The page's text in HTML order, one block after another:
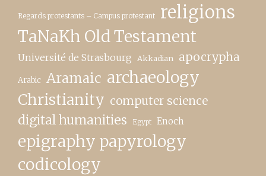
Regards protestants – Campus protestant religions
TaNaKh Old Testament
Université de Strasbourg Akkadian apocrypha
Arabic Aramaic archaeology
Christianity computer science
digital humanities Egypt Enoch
epigraphy papyrology
codicology